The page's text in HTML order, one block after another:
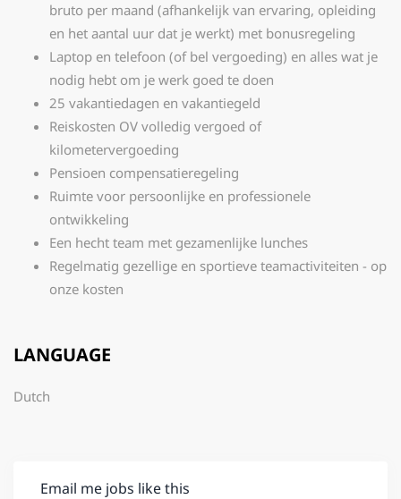
bruto per maand (afhankelijk van ervaring, opleiding
en het aantal uur dat je werkt) met bonusregeling
Laptop en telefoon (of bel vergoeding) en alles wat je
nodig hebt om je werk goed te doen
25 vakantiedagen en vakantiegeld
Reiskosten OV volledig vergoed of
kilometervergoeding
Pensioen compensatieregeling
Ruimte voor persoonlijke en professionele
ontwikkeling
Een hecht team met gezamenlijke lunches
Regelmatig gezellige en sportieve teamactiviteiten - op
onze kosten
LANGUAGE
Dutch
Email me jobs like this